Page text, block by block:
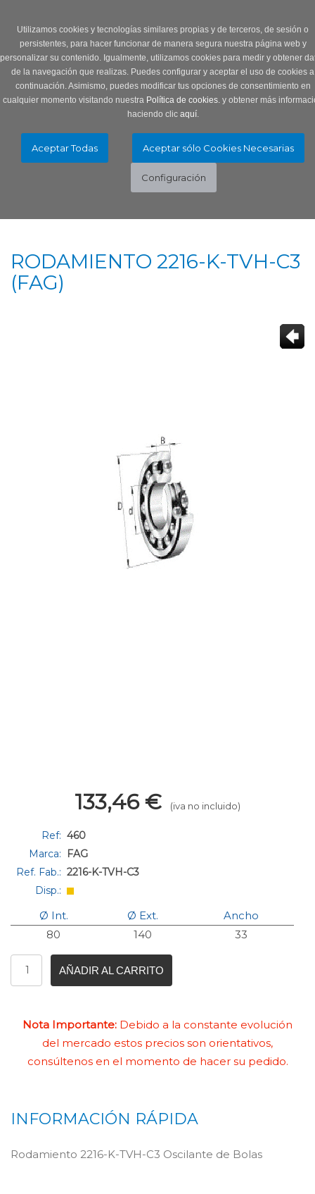
Utilizamos cookies y tecnologías similares propias y de terceros, de sesión o
persistentes, para hacer funcionar de manera segura nuestra página web y
personalizar su contenido. Igualmente, utilizamos cookies para medir y obtener
de la navegación que realizas. Puedes configurar y aceptar el uso de cookies a
continuación. Asimismo, puedes modificar tus opciones de consentimiento en
cualquier momento visitando nuestra Política de cookies.y obtener más
haciendo clic aquí.
RODAMIENTO 2216-K-TVH-C3
(FAG)
133,46 € (iva no incluido)
Ref: 460
Marca:
FAG
Ref. Fab.: 2216-K-TVH-C3
Disp.:
Ø Int. Ø Ext.
Ancho
80
140 33
AÑADIR AL CARRITO
Nota Importante: Debido a la constante evolución
del mercado estos precios son orientativos,
consúltenos en el momento de hacer su pedido.
INFORMACIÓN RÁPIDA
Rodamiento 2216-K-TVH-C3 Oscilante de Bolas